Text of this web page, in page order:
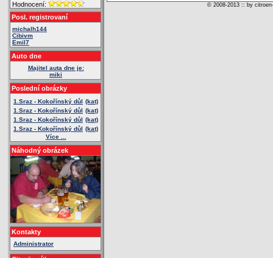
Hodnocení:
Posl. registrovaní
michalh144
Cibivm
Emil7
Auto dne
Majitel auta dne je:
miki
Poslední obrázky
1.Sraz - Kokořínský důl (kat)
1.Sraz - Kokořínský důl (kat)
1.Sraz - Kokořínský důl (kat)
1.Sraz - Kokořínský důl (kat)
Více ...
Náhodný obrázek
Kontakty
Administrator
© 2008-2013 :: by